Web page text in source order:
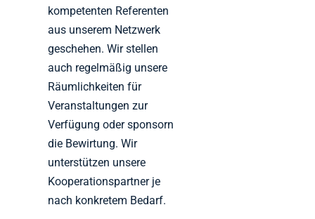
kompetenten Referenten
aus unserem Netzwerk
geschehen. Wir stellen
auch regelmäßig unsere
Räumlichkeiten für
Veranstaltungen zur
Verfügung oder sponsorn
die Bewirtung. Wir
unterstützen unsere
Kooperationspartner je
nach konkretem Bedarf.